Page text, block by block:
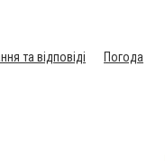
та відповіді
Погода